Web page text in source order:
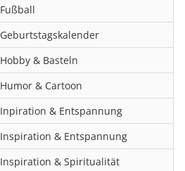
Fußball
Geburtstagskalender
Hobby & Basteln
Humor & Cartoon
Inpiration & Entspannung
Inspiration & Entspannung
Inspiration & Spiritualität